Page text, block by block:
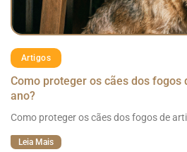
Artigos
Como proteger os cães dos
ano?
Como proteger os cães dos fogos de
Leia Mais